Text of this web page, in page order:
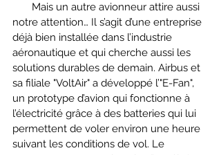
Mais un autre avionneur attire aussi
notre attention… Il s’agit d’une entreprise
déjà bien installée dans l’industrie
aéronautique et qui cherche aussi les
solutions durables de demain. Airbus et
sa filiale "VoltAir" a développé l’"E-Fan",
un prototype d’avion qui fonctionne à
l’électricité grâce à des batteries qui lui
permettent de voler environ une heure
suivant les conditions de vol. Le